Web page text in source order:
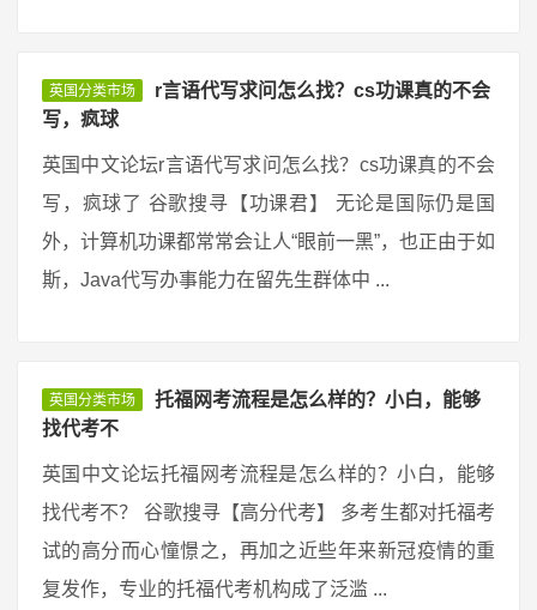
英国分类市场
r言语代写求问怎么找？cs功课真的不会
写，疯球
英国中文论坛r言语代写求问怎么找？cs功课真的不会
写，疯球了 谷歌搜寻【功课君】 无论是国际仍是国
外，计算机功课都常常会让人“眼前一黑”，也正由于如
斯，Java代写办事能力在留先生群体中 ...
英国分类市场
托福网考流程是怎么样的？小白，能够
找代考不
英国中文论坛托福网考流程是怎么样的？小白，能够
找代考不？ 谷歌搜寻【高分代考】 多考生都对托福考
试的高分而心憧憬之，再加之近些年来新冠疫情的重
复发作，专业的托福代考机构成了泛滥 ...